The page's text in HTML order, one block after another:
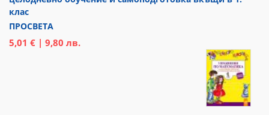
клас
ПРОСВЕТА
5,01 € | 9,80 лв.